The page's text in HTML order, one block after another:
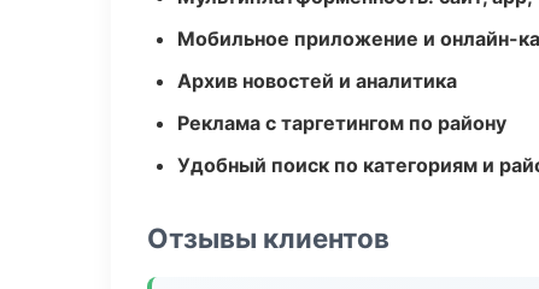
Мобильное приложение и онлайн-
Архив новостей и аналитика
Реклама с таргетингом по району
Удобный поиск по категориям и
Отзывы клиентов